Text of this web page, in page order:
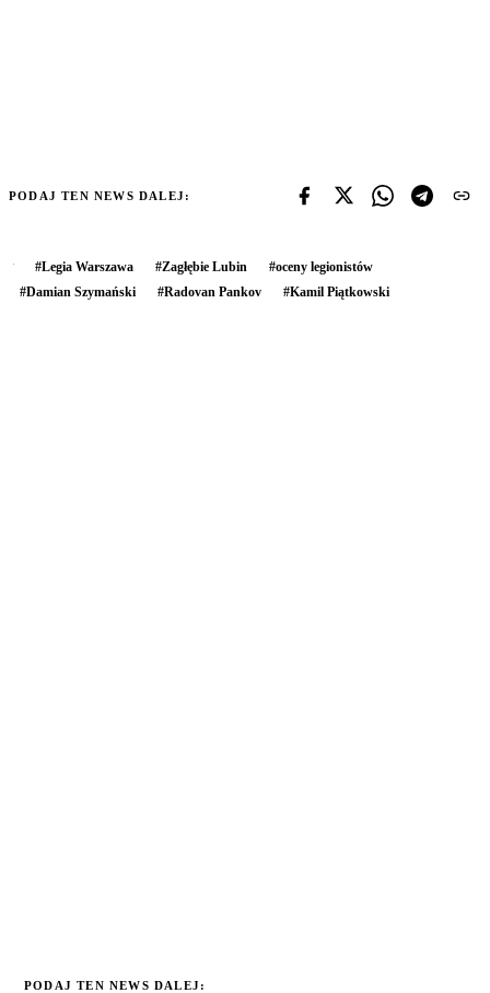
PODAJ TEN NEWS DALEJ:
#Legia Warszawa #Zagłębie Lubin #oceny legionistów
#Damian Szymański #Radovan Pankov #Kamil Piątkowski
PODAJ TEN NEWS DALEJ: